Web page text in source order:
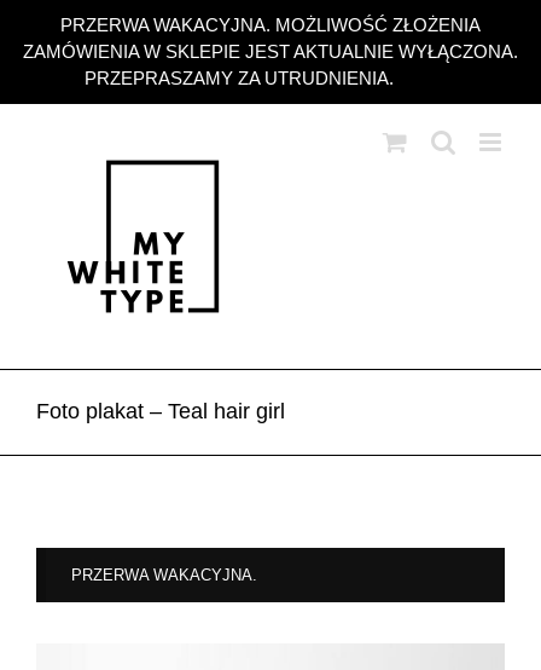
PRZERWA WAKACYJNA. MOŻLIWOŚĆ ZŁOŻENIA
ZAMÓWIENIA W SKLEPIE JEST AKTUALNIE WYŁĄCZONA.
PRZEPRASZAMY ZA UTRUDNIENIA.
zawartości
Foto plakat – Teal hair girl
PRZERWA WAKACYJNA.